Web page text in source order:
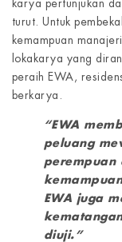
karya pertunjukan
turut. Untuk
kemampuan
lokakarya yang
peraih EWA,
berkarya.
“EWA
peluang
perempuan
EWA juga
diuji.”